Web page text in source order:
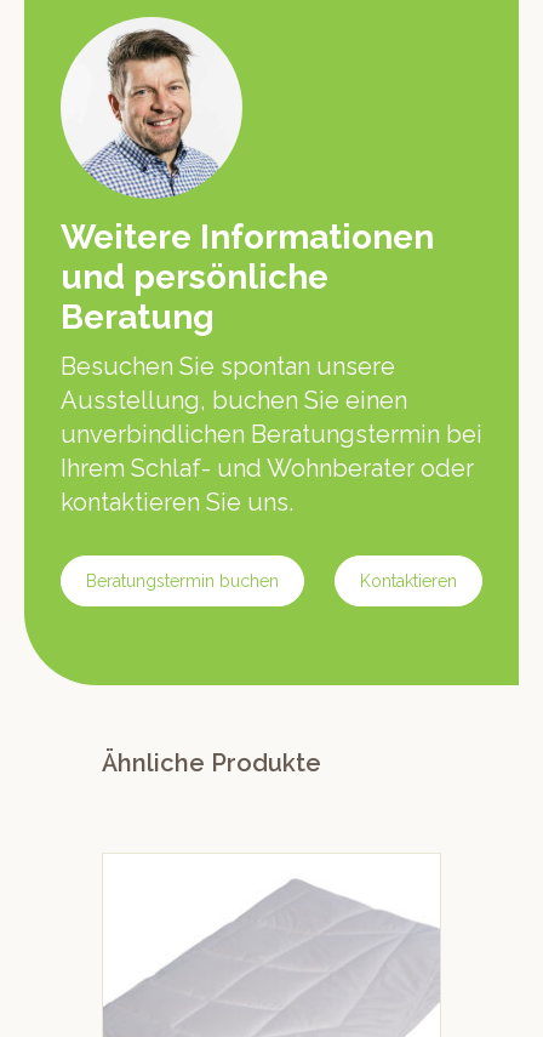
Weitere Informationen
und persönliche
Beratung
Besuchen Sie spontan unsere
Ausstellung, buchen Sie einen
unverbindlichen Beratungstermin bei
Ihrem Schlaf- und Wohnberater oder
kontaktieren Sie uns.
Beratungstermin buchen Kontaktieren
Ähnliche Produkte